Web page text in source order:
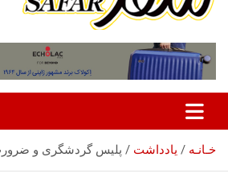
سفر آنلاین
خـانـه یادداشت پلیس گردشگری و